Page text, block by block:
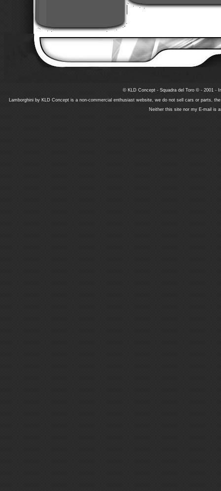
© KLD Concept - Squadra del Toro © - 2001 -
Lamborghini by KLD Concept is a non-commercial enthusiast website, we do not sell cars or parts,
Neither this site nor my E-mail is